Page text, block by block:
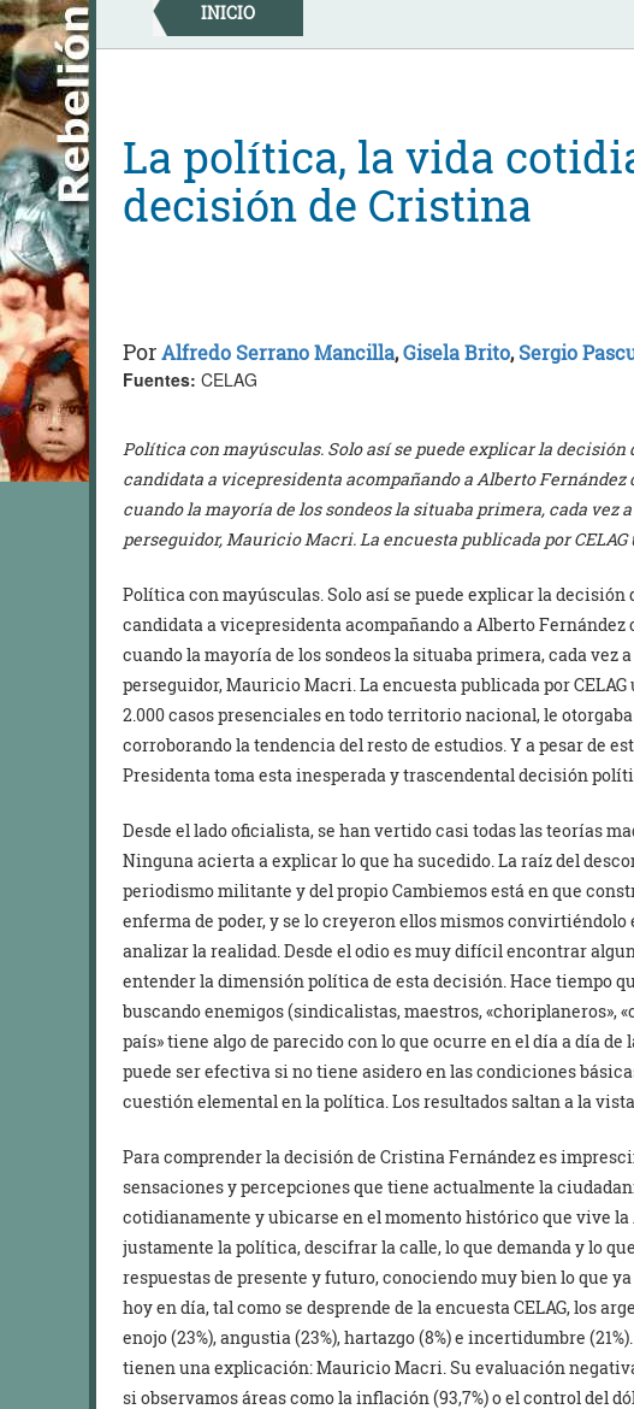
Skip
to
content
INICIO
La política, la vida
decisión de Cristina
PorAlfredo Serrano Mancilla,Gisela Brito,Sergio
Fuentes: CELAG
Política con mayúsculas. Solo así se puede explicar la decisión
candidata a vicepresidenta acompañando a Alberto Fernández
cuando la mayoría de los sondeos la situaba primera, cada vez
perseguidor, Mauricio Macri. La encuesta publicada por CELAG
Política con mayúsculas. Solo así se puede explicar la decisión
candidata a vicepresidenta acompañando a Alberto Fernández
cuando la mayoría de los sondeos la situaba primera, cada vez
perseguidor, Mauricio Macri. La encuesta publicada por
2.000 casos presenciales en todo territorio nacional, le
corroborando la tendencia del resto de estudios. Y a pesar de
Presidenta toma esta inesperada y trascendental decisión
Desde el lado oficialista, se han vertido casi todas las teorías
Ninguna acierta a explicar lo que ha sucedido. La raíz del
periodismo militante y del propio Cambiemos está en que
enferma de poder, y se lo creyeron ellos mismos
analizar la realidad. Desde el odio es muy difícil encontrar
entender la dimensión política de esta decisión. Hace tiempo
buscando enemigos (sindicalistas, maestros, «choriplaneros»,
país» tiene algo de parecido con lo que ocurre en el día a día
puede ser efectiva si no tiene asidero en las condiciones
cuestión elemental en la política. Los resultados saltan a la
Para comprender la decisión de Cristina Fernández es
sensaciones y percepciones que tiene actualmente la
cotidianamente y ubicarse en el momento histórico que vive la
justamente la política, descifrar la calle, lo que demanda y lo
respuestas de presente y futuro, conociendo muy bien lo que ya
hoy en día, tal como se desprende de la encuesta CELAG, los
enojo (23%), angustia (23%), hartazgo (8%) e incertidumbre
tienen una explicación: Mauricio Macri. Su evaluación
si observamos áreas como la inflación (93,7%) o el control del